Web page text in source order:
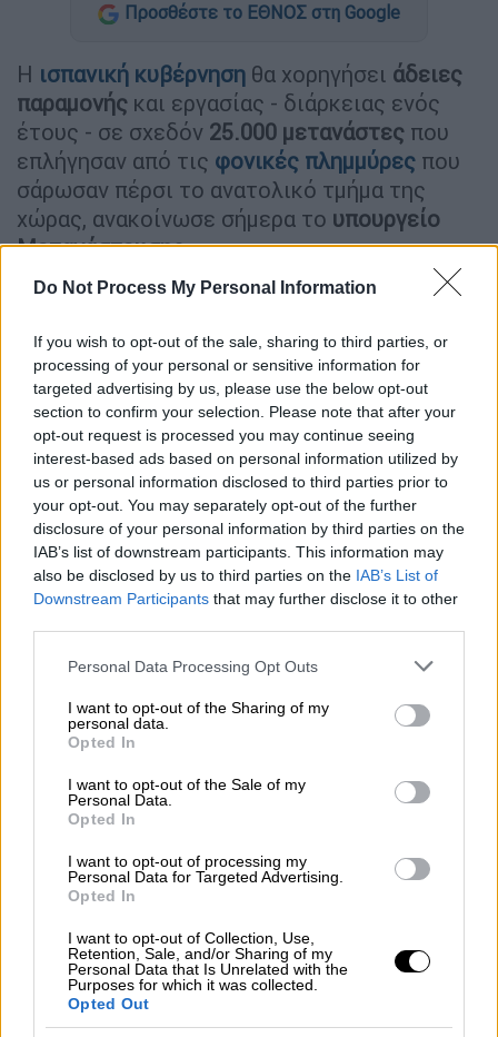
Do Not Process My Personal Information
If you wish to opt-out of the sale, sharing to third parties, or
processing of your personal or sensitive information for
targeted advertising by us, please use the below opt-out
section to confirm your selection. Please note that after your
opt-out request is processed you may continue seeing
interest-based ads based on personal information utilized by
us or personal information disclosed to third parties prior to
your opt-out. You may separately opt-out of the further
disclosure of your personal information by third parties on the
IAB’s list of downstream participants. This information may
also be disclosed by us to third parties on the IAB’s List of
Downstream Participants that may further disclose it to other
Please note that this website/app uses one or more Google
not limited to your visit or usage behaviour. You may click to
grant or deny consent to Google and its third-party tags to
use your data for below specified purposes in below Google
consent section.
Personal Data Processing Opt Outs
I want to opt-out of the Sharing of my
personal data.
Opted In
I want to opt-out of the Sale of my
Personal Data.
Opted In
I want to opt-out of processing my
Personal Data for Targeted Advertising.
Opted In
I want to opt-out of Collection, Use,
Retention, Sale, and/or Sharing of my
Personal Data that Is Unrelated with the
Purposes for which it was collected.
Opted Out
Προσθέστε το ΕΘΝΟΣ στη Google
Η ισπανική κυβέρνηση θα χορηγήσει άδειες
παραμονής και εργασίας - διάρκειας ενός
έτους - σε σχεδόν 25.000 μετανάστες που
επλήγησαν από τις φονικές πλημμύρες που
σάρωσαν πέρσι το ανατολικό τμήμα της
χώρας, ανακοίνωσε σήμερα το υπουργείο
Μετανάστευσης.
Ελλάδα|11.02.2025 16:59
Συνελήφθη γυμναστής για
σεξουαλική κακοποίηση ανήλικης
στην Κέρκυρα
Ελλάδα|11.02.2025 16:49
Η Μουρτζούκου παραδέχθηκε ότι
γνώριζε την Πισπιρίγκου -
«Κοπάναγαν τα παιδιά και έφυγα»
Πάνω από 220 άνθρωποι έχασαν τη
ζωή τους
Πάνω από220 άνθρωποιέχασαν τη ζωή τους
από τις αστραπιαίες πλημμύρες στα
οποίοι βρίσκονταν μέσα στα αυτοκίνητά
τους καικατέκλυσαν
στάθμευσης και ισόγειασπίτια
πόλη τηςΒαλένθια, σε μια από τις
χειρότερες φυσικέςκαταστροφές
σύγχρονη ιστορία τηςΙσπανίας.